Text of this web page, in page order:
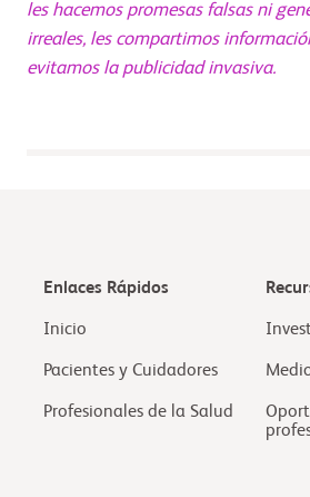
les hacemos promesas falsas ni
irreales, les compartimos
evitamos la publicidad invasiva.
Enlaces Rápidos
Inicio
Pacientes y Cuidadores
Profesionales de la Salud